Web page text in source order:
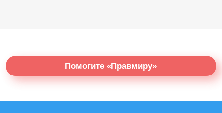
Помогите «Правмиру»